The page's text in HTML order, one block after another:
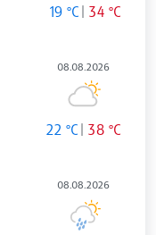
19 °C 34 °C
08.08.2026
22 °C 38 °C
08.08.2026